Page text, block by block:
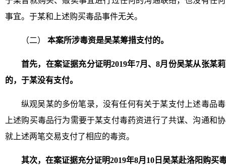
事宜。于某和上述购买毒品事件无关。
（二） 本案所涉毒资是吴某筹措支付的。
首先，在案证据充分证明2019年7月、8月份吴某从张某
的，于某没有支付。
纵观吴某的多份笔录，没有任何有关于某支付上述毒品
上述购买毒品行为需要于某支付毒药资进行了共谋、沟通和
就上述两笔交易支付了相应的毒资。
其次，在案证据充分证明2019年8月10日吴某赴洛阳购买